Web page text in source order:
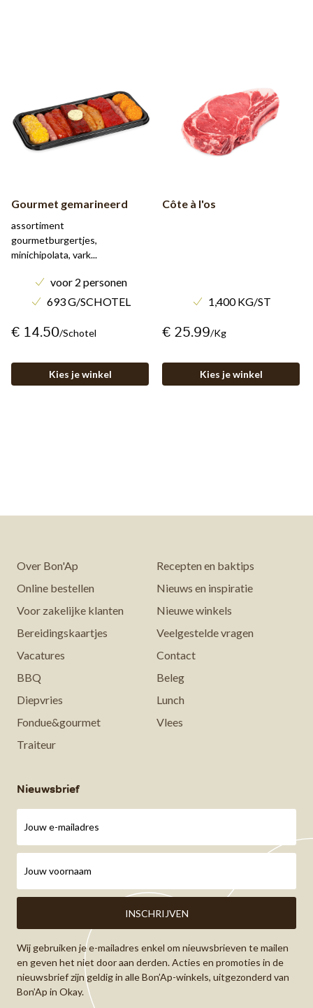
Gourmet gemarineerd
assortiment
gourmetburgertjes,
minichipolata, vark...
voor 2 personen
693 G/SCHOTEL
€ 14.50/schotel
Kies je winkel
Côte à l'os
1,400 KG/ST
€ 25.99/kg
Kies je winkel
Over Bon'Ap
Recepten en baktips
Online bestellen
Nieuws en inspiratie
Voor zakelijke klanten
Nieuwe winkels
Bereidingskaartjes
Veelgestelde vragen
Vacatures
Contact
BBQ
Beleg
Diepvries
Lunch
Fondue&gourmet
Vlees
Traiteur
Nieuwsbrief
Wij gebruiken je e-mailadres enkel om nieuwsbrieven te mailen
en geven het niet door aan derden. Acties en promoties in de
nieuwsbrief zijn geldig in alle Bon’Ap-winkels, uitgezonderd van
Bon’Ap in Okay.